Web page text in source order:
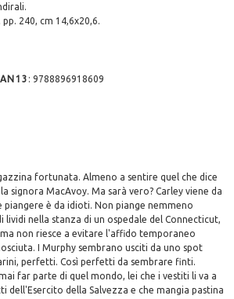
240, cm 14,6x20,6.
:9788896918609
fortunata. Almeno a sentire quel che dice
signora MacAvoy. Ma sarà vero? Carley viene da
piangere è da idioti. Non piange nemmeno
lividi nella stanza di un ospedale del Connecticut,
non riesce a evitare l'affido temporaneo
I Murphy sembrano usciti da uno spot
perfetti. Così perfetti da sembrare finti.
far parte di quel mondo, lei che i vestiti li va a
dell'Esercito della Salvezza e che mangia pastina